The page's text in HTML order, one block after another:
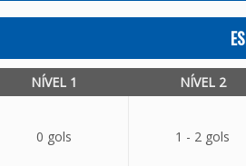
NÍVEL 1 NÍVEL 2
0 gols 1 - 2 gols